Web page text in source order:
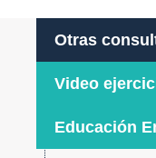
Otras
Video
Educación